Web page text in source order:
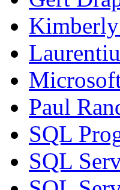
Paul
SQL
SQL